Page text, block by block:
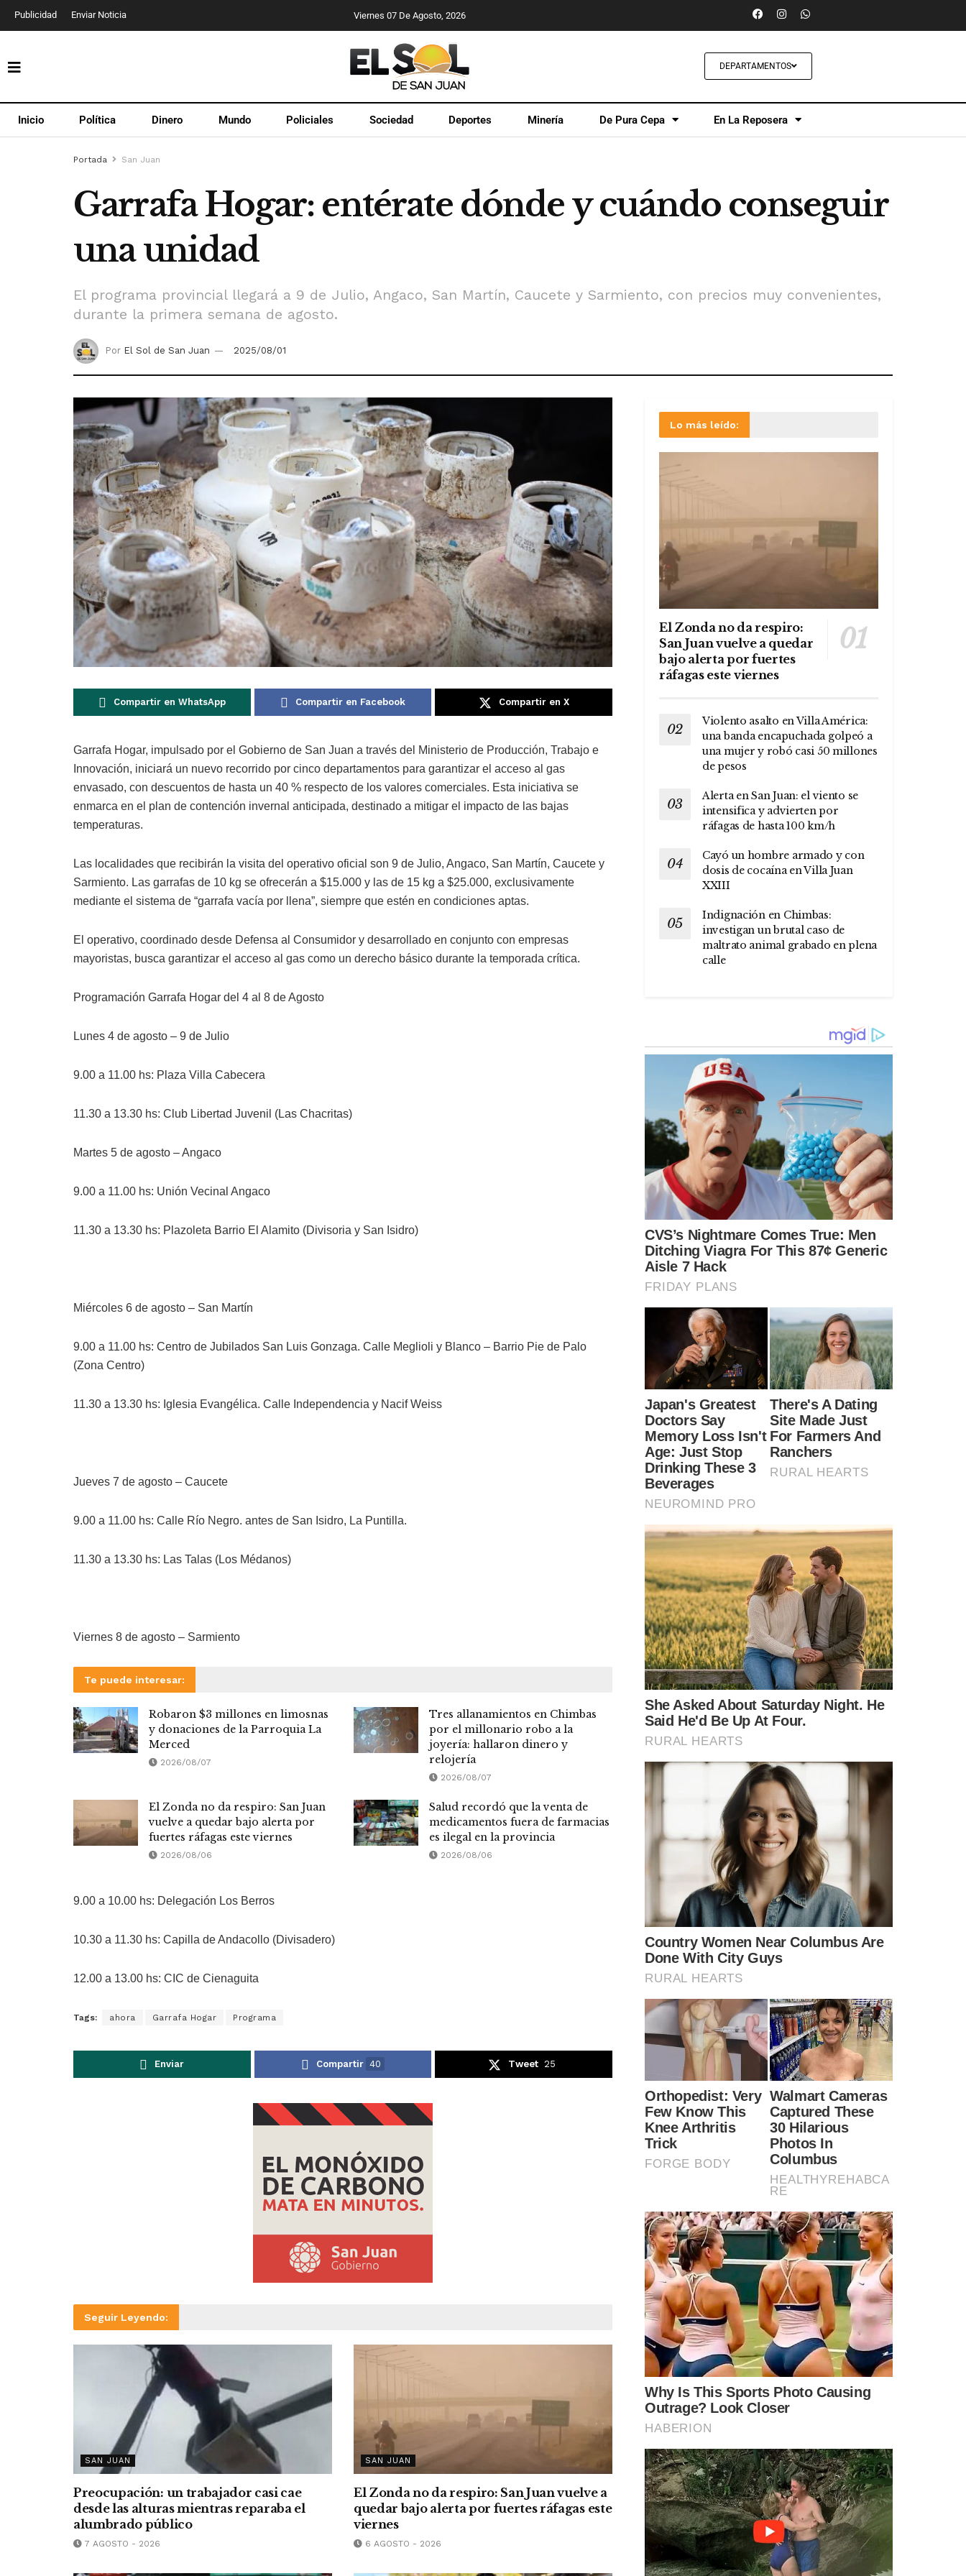
Publicidad Enviar Noticia Viernes 07 De Agosto, 2026
DEPARTAMENTOS
Inicio Política Dinero Mundo Policiales Sociedad Deportes Minería De Pura Cepa En La Reposera
Portada San Juan
Garrafa Hogar: entérate dónde y cuándo conseguir
una unidad
El programa provincial llegará a 9 de Julio, Angaco, San Martín, Caucete y Sarmiento, con precios muy convenientes,
durante la primera semana de agosto.
Por El Sol de San Juan 2025/08/01
Compartir en WhatsApp Compartir en Facebook Compartir en X
Garrafa Hogar, impulsado por el Gobierno de San Juan a través del Ministerio de Producción, Trabajo e
Innovación, iniciará un nuevo recorrido por cinco departamentos para garantizar el acceso al gas
envasado, con descuentos de hasta un 40 % respecto de los valores comerciales. Esta iniciativa se
enmarca en el plan de contención invernal anticipada, destinado a mitigar el impacto de las bajas
temperaturas.
Las localidades que recibirán la visita del operativo oficial son 9 de Julio, Angaco, San Martín, Caucete y
Sarmiento. Las garrafas de 10 kg se ofrecerán a $15.000 y las de 15 kg a $25.000, exclusivamente
mediante el sistema de “garrafa vacía por llena”, siempre que estén en condiciones aptas.
El operativo, coordinado desde Defensa al Consumidor y desarrollado en conjunto con empresas
mayoristas, busca garantizar el acceso al gas como un derecho básico durante la temporada crítica.
Programación Garrafa Hogar del 4 al 8 de Agosto
Lunes 4 de agosto – 9 de Julio
9.00 a 11.00 hs: Plaza Villa Cabecera
11.30 a 13.30 hs: Club Libertad Juvenil (Las Chacritas)
Martes 5 de agosto – Angaco
9.00 a 11.00 hs: Unión Vecinal Angaco
11.30 a 13.30 hs: Plazoleta Barrio El Alamito (Divisoria y San Isidro)
Miércoles 6 de agosto – San Martín
9.00 a 11.00 hs: Centro de Jubilados San Luis Gonzaga. Calle Meglioli y Blanco – Barrio Pie de Palo
(Zona Centro)
11.30 a 13.30 hs: Iglesia Evangélica. Calle Independencia y Nacif Weiss
Jueves 7 de agosto – Caucete
9.00 a 11.00 hs: Calle Río Negro. antes de San Isidro, La Puntilla.
11.30 a 13.30 hs: Las Talas (Los Médanos)
Viernes 8 de agosto – Sarmiento
Te puede interesar:
Robaron $3 millones en limosnas
y donaciones de la Parroquia La
Merced
2026/08/07
Tres allanamientos en Chimbas
por el millonario robo a la
joyería: hallaron dinero y
relojería
2026/08/07
El Zonda no da respiro: San Juan
vuelve a quedar bajo alerta por
fuertes ráfagas este viernes
2026/08/06
Salud recordó que la venta de
medicamentos fuera de farmacias
es ilegal en la provincia
2026/08/06
9.00 a 10.00 hs: Delegación Los Berros
10.30 a 11.30 hs: Capilla de Andacollo (Divisadero)
12.00 a 13.00 hs: CIC de Cienaguita
Tags: ahora Garrafa Hogar Programa
Enviar Compartir 40 Tweet 25
Seguir Leyendo:
SAN JUAN
Preocupación: un trabajador casi cae
desde las alturas mientras reparaba el
alumbrado público
7 AGOSTO - 2026
SAN JUAN
El Zonda no da respiro: San Juan vuelve a
quedar bajo alerta por fuertes ráfagas este
viernes
6 AGOSTO - 2026
Lo más leído:
El Zonda no da respiro:
San Juan vuelve a quedar
bajo alerta por fuertes
ráfagas este viernes
Violento asalto en Villa América:
una banda encapuchada golpeó a
una mujer y robó casi 50 millones
de pesos
Alerta en San Juan: el viento se
intensifica y advierten por
ráfagas de hasta 100 km/h
Cayó un hombre armado y con
dosis de cocaína en Villa Juan
XXIII
Indignación en Chimbas:
investigan un brutal caso de
maltrato animal grabado en plena
calle